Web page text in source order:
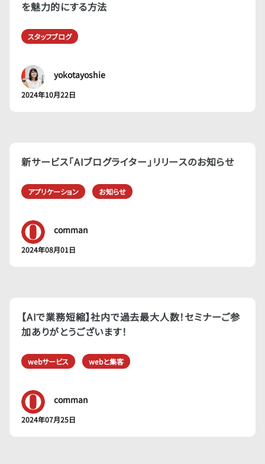
を魅力的にする方法
スタッフブログ
yokotayoshie
2024年10月22日
新サービス「AIブログライター」リリースのお知らせ
アプリケーション お知らせ
comman
2024年08月01日
【AIで業務短縮】社内で過去最大人数！セミナーご参
加ありがとうございます！
webサービス webと集客
comman
2024年07月25日